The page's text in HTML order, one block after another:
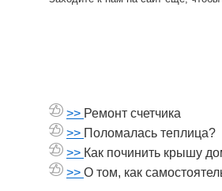
>> Ремонт счетчика
>> Поломалась теплица?
>> Как починить крышу
>> О том, как